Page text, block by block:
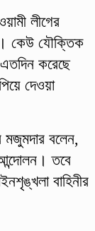
লীগের
কেউ যৌক্তিক
করেছে
দেওয়া
বলেন,
তবে
বাহিনীর